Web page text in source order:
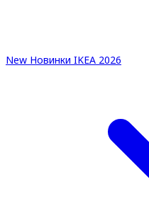
New Новинки IKEA 2026